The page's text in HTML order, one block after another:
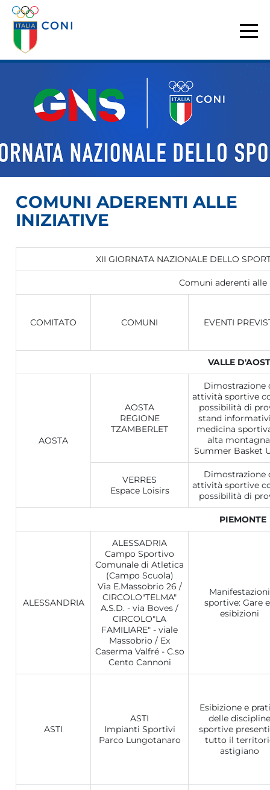
COMUNI ADERENTI ALLE
INIZIATIVE
XII GIORNATA NAZIONALE DELLO
Comuni aderenti alle
COMITATO COMUNI EVENTI
VALLE
AOSTA
AOSTA
REGIONE
TZAMBERLET
Dimostrazione
attività sportive
possibilità di
stand
medicina
alta
Summer Basket
VERRES
Espace Loisirs
Dimostrazione
attività sportive
possibilità di
PIEMONTE
ALESSANDRIA
ALESSADRIA
Campo Sportivo
Comunale di Atletica
(Campo Scuola)
Via E.Massobrio 26 /
CIRCOLO"TELMA"
A.S.D. - via Boves /
CIRCOLO"LA
FAMILIARE" - viale
Massobrio / Ex
Caserma Valfré - C.so
Cento Cannoni
Manifestazioni
sportive: Gare
esibizioni
ASTI
ASTI
Impianti Sportivi
Parco Lungotanaro
Esibizione e
delle discipline
sportive
tutto il
astigiano